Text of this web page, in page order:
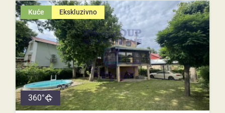
Kuće Ekskluzivno
360°